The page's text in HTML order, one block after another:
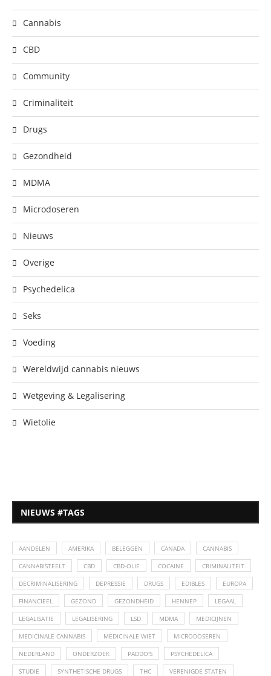
Cannabis
CBD
Community
Criminaliteit
Drugs
Gezondheid
MDMA
Microdoseren
Nieuws
Overige
Psychedelica
Seks
Voeding
Wereldwijd cannabis nieuws
Wetgeving & Legalisering
Wietolie
NIEUWS #TAGS
AANDELEN AMERIKA BELEGGEN CANADA CANNABIS
CANNABISTEELT CBD CBD-OLIE COCAINE CRIMINALITEIT
DECRIMINALISERING DEPRESSIE DRUGS EDIBLES EUROPA
FINANCIEEL GEZOND GEZONDHEID HENNEP LEGAAL
LEGALISATIE LEGALISERING LSD MDMA MEDICIJNEN
MEDICINALE CANNABIS MEDICINALE WIET MICRODOSEREN
NEDERLAND ONDERZOEK PADDO'S PSYCHEDELICA
STUDIE SYNTHETISCHE DRUGS THC VERENIGDE STATEN